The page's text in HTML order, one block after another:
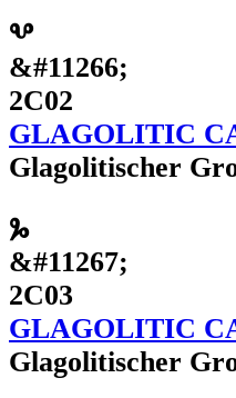
Ⰲ
&#11266;
2C02
GLAGOLITIC
Glagolitischer
Ⰳ
&#11267;
2C03
GLAGOLITIC
Glagolitischer